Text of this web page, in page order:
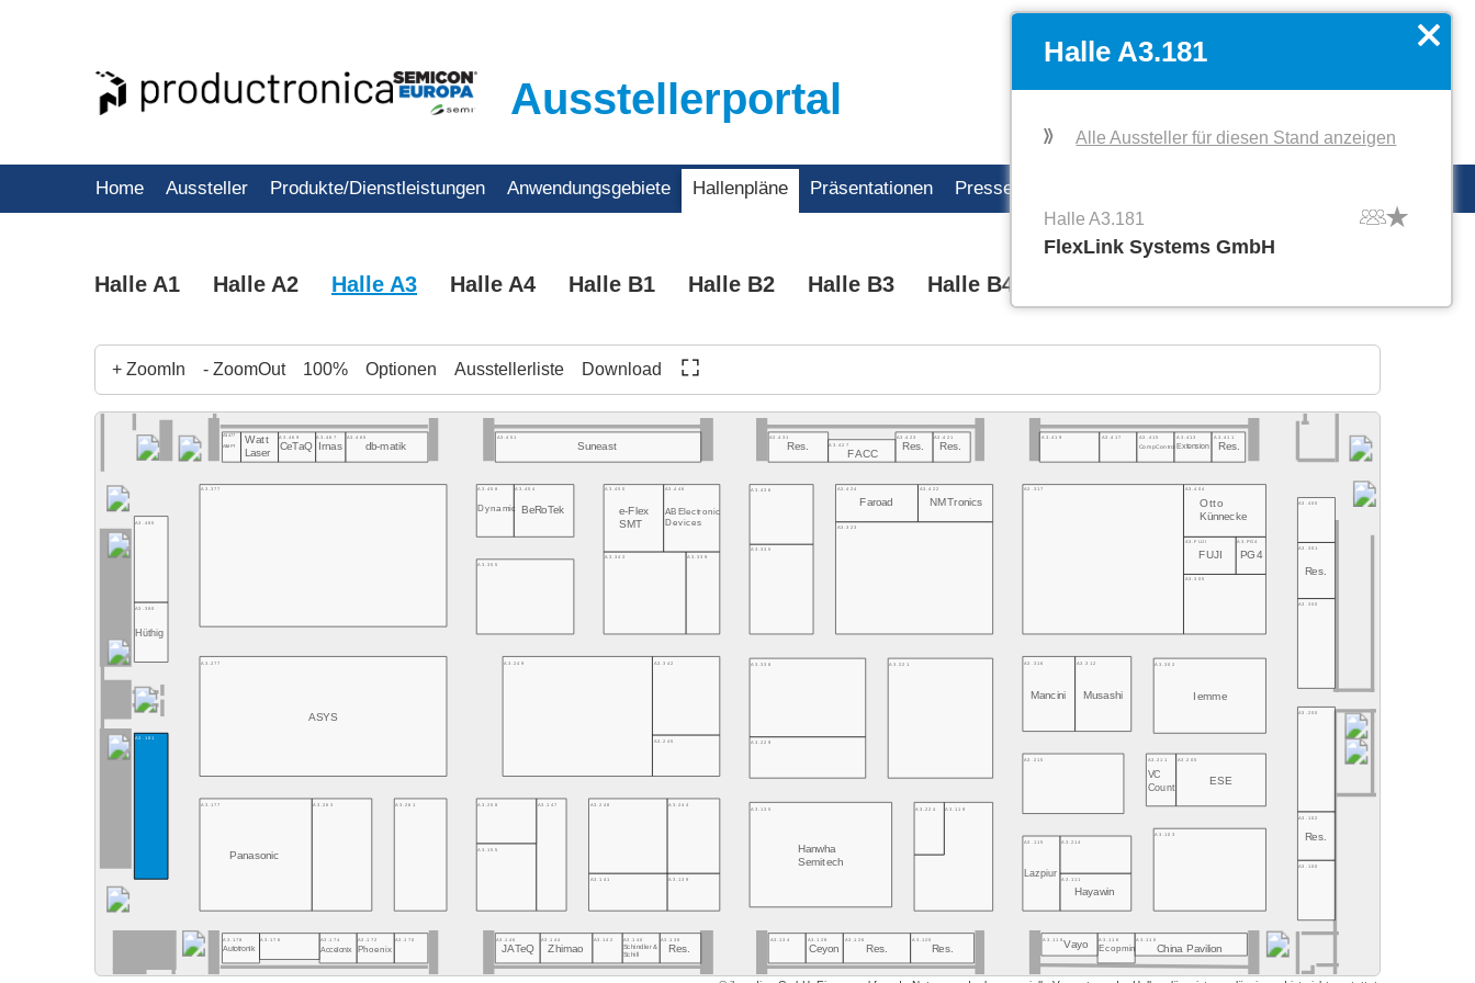
Ausstellerportal
Home Aussteller Produkte/Dienstleistungen Anwendungsgebiete Hallenpläne Präsentationen Presse
Halle A1 Halle A2 Halle A3 Halle A4 Halle B1 Halle B2 Halle B3 Halle B4
+ ZoomIn - ZoomOut 100% Optionen Ausstellerliste Download
A3.178
Autotronik
A3.174
Accelonix
A3.172
Phoenix
A3.170 A3.146
JATeQ
A3.144
Zhimao
A3.142 A3.140
Schindler &
Schill
A3.138
Res.
A3.134 A3.128
Ceyon
A3.126
Res.
A3.120
Res.
A3.116
Ecopmin
A3.176 A3.118Vayo A3.110
China Pavilion
A3.100
A3.177
Panasonic
A3.263 A3.261
A3.155
A3.147
A3.141 A3.139
A3.119
A3.115
Lazpiur A3.111
Hayawin
A3.103
A3.135
Hanwha
Semitech
A3.181
A3.248 A3.244
A3.214
A3.102
Res.
A3.224
A3.258
A3.215
A3.200
A3.211
VC
Count
A3.205
ESE
A3.229
A3.221
A3.277
ASYS
A3.249
A3.245
A3.338
A3.342 A3.302
Iemme
A3.316
Mancini
A3.312
Musashi
A3.300
A3.380
Hüthig
A3.335
A3.355
A3.343 A3.339
A3.323
A3.317
A3.305
A3.377
A3.480
A3.301
Res.
A3.FUJI
FUJI
A3.PG4
PG4
A3.450
e-Flex
SMT
A3.446
AB Electronic
Devices
A3.436
A3.400
A3.458
Dynamic
A3.454
BeRoTek
A3.404
Otto
Künnecke
A3.424
Faroad
A3.422
NMTronics
A3.477
ASMPT
Watt
Laser
A3.469
CeTaQ
A3.467
Irnas
A3.465
db-matik
A3.451
Suneast
A3.431
Res. A3.427
FACC
A3.423
Res.
A3.421
Res.
A3.419 A3.417
A3.415
CompControl
A3.413
Extension
A3.411
Res.
Halle A3.181
Alle Aussteller für diesen Stand anzeigen
Halle A3.181
FlexLink Systems GmbH